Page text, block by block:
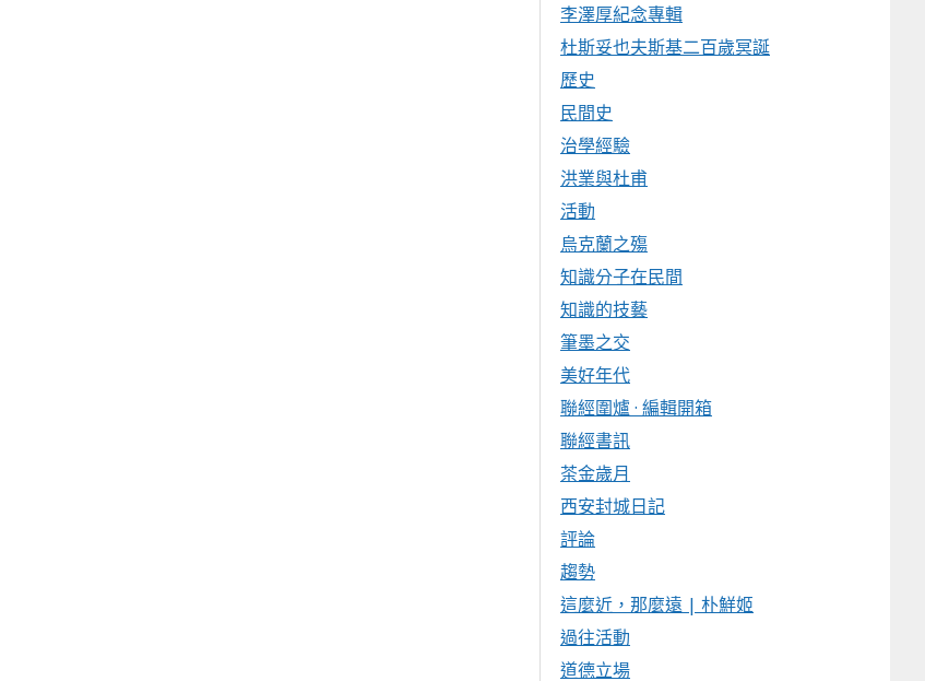
李澤厚紀念專輯
杜斯妥也夫斯基二百歲冥誕
歷史
民間史
治學經驗
洪業與杜甫
活動
烏克蘭之殤
知識分子在民間
知識的技藝
筆墨之交
美好年代
聯經圍爐 · 編輯開箱
聯經書訊
茶金歲月
西安封城日記
評論
趨勢
這麼近，那麼遠 | 朴鮮姬
過往活動
道德立場